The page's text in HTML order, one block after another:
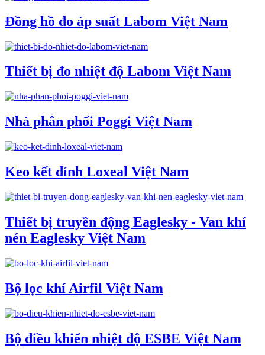
Đồng hồ đo áp suất Labom Việt Nam
Thiết bị đo nhiệt độ Labom Việt Nam
Nhà phân phối Poggi Việt Nam
Keo kết dính Loxeal Việt Nam
Thiết bị truyền động Eaglesky - Van khí
nén Eaglesky Việt Nam
Bộ lọc khí Airfil Việt Nam
Bộ điều khiển nhiệt độ ESBE Việt Nam